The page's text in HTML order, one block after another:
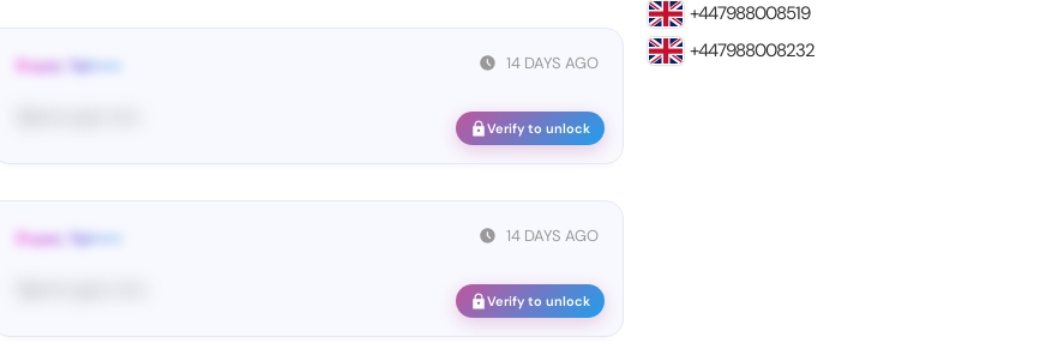
14 DAYS AGO
From: Tel•••••
Verify to unlock
14 DAYS AGO
From: Tel•••••
Verify to unlock
+447988008519
+447988008232